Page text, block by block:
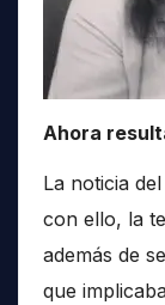
Ahora
La noticia
con ello, la
además de
que